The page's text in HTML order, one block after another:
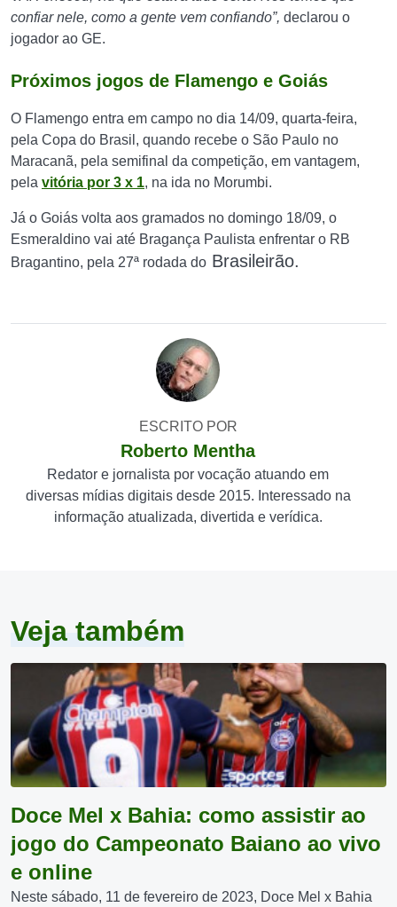
confiar nele, como a gente vem confiando”, declarou o
jogador ao GE.
Próximos jogos de Flamengo e Goiás
O Flamengo entra em campo no dia 14/09, quarta-feira,
pela Copa do Brasil, quando recebe o São Paulo no
Maracanã, pela semifinal da competição, em vantagem,
pela vitória por 3 x 1, na ida no Morumbi.
Já o Goiás volta aos gramados no domingo 18/09, o
Esmeraldino vai até Bragança Paulista enfrentar o RB
Bragantino, pela 27ª rodada do Brasileirão.
ESCRITO POR
Roberto Mentha
Redator e jornalista por vocação atuando em
diversas mídias digitais desde 2015. Interessado na
informação atualizada, divertida e verídica.
Veja também
Doce Mel x Bahia: como assistir ao
jogo do Campeonato Baiano ao vivo
e online
Neste sábado, 11 de fevereiro de 2023, Doce Mel x Bahia